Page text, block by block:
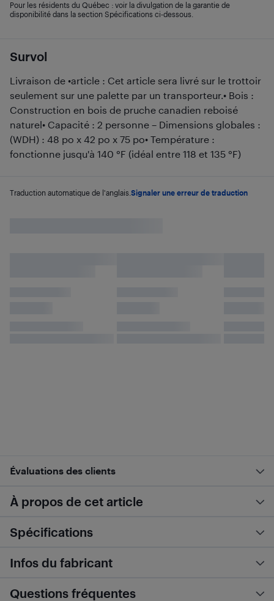
Survol
Livraison de •article : Cet article sera livré sur le trottoir
seulement sur une palette par un transporteur.• Bois :
Construction en bois de pruche canadien reboisé
naturel• Capacité : 2 personne – Dimensions globales :
(WDH) : 48 po x 42 po x 75 po• Température :
fonctionne jusqu'à 140 °F (idéal entre 118 et 135 °F)
Traduction automatique de l'anglais. Signaler une erreur de traduction
Pour les résidents du Québec : voir la divulgation de la garantie de
disponibilité dans la section Spécifications ci-dessous.
Évaluations des clients
À propos de cet article
Spécifications
Infos du fabricant
Questions fréquentes